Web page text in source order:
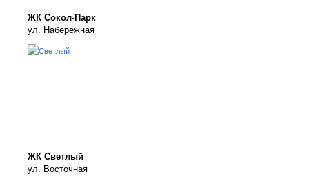
ЖК Сокол-Парк
ул. Набережная
ЖК Светлый
ул. Восточная